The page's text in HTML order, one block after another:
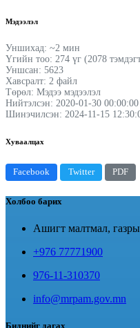
Мэдээлэл
Уншихад: ~2 мин
Үгийн тоо: 274 үг (2078
Уншсан: 5623
Хавсралт: 2 файл
Төрөл: Мэдээ мэдээлэл
Нийтэлсэн: 2020-01-30 00:00:00
Шинэчилсэн: 2024-11-15
Хуваалцах
Facebook Twitter PDF
Холбоо барих
Ашигт малтмал,
+976 77771900
976-11-310370
info@mrpam.gov.mn
Биднийг дагах